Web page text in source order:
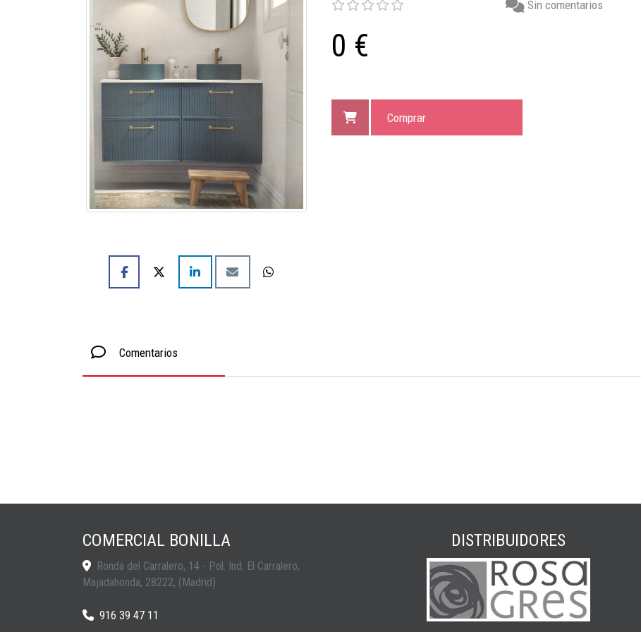
Sin comentarios
0 €
Comprar
Comentarios
COMERCIAL BONILLA
Ronda del Carralero, 14 - Pol. Ind. El Carralero,
Majadahonda, 28222, (Madrid)
916 39 47 11
DISTRIBUIDORES